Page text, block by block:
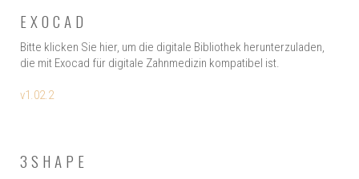
EXOCAD
Bitte klicken Sie hier, um die digitale Bibliothek herunterzuladen,
die mit Exocad für digitale Zahnmedizin kompatibel ist.
v1.02.2
3SHAPE